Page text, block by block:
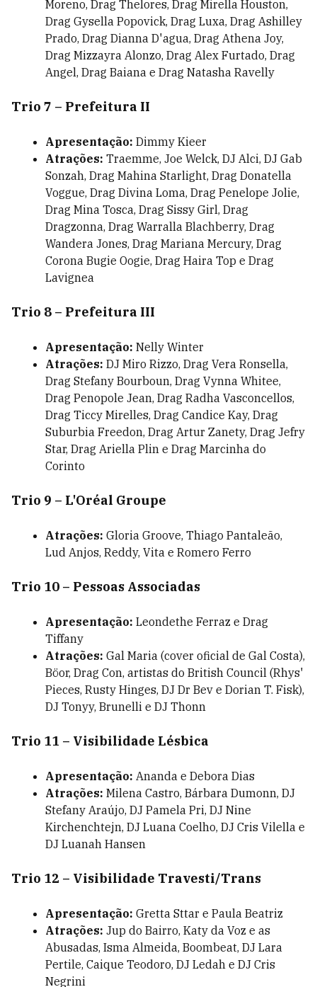
Moreno, Drag Thelores, Drag Mirella Houston,
Drag Gysella Popovick, Drag Luxa, Drag Ashilley
Prado, Drag Dianna D'agua, Drag Athena Joy,
Drag Mizzayra Alonzo, Drag Alex Furtado, Drag
Angel, Drag Baiana e Drag Natasha Ravelly
Trio 7 – Prefeitura II
Apresentação: Dimmy Kieer
Atrações: Traemme, Joe Welck, DJ Alci, DJ Gab
Sonzah, Drag Mahina Starlight, Drag Donatella
Voggue, Drag Divina Loma, Drag Penelope Jolie,
Drag Mina Tosca, Drag Sissy Girl, Drag
Dragzonna, Drag Warralla Blachberry, Drag
Wandera Jones, Drag Mariana Mercury, Drag
Corona Bugie Oogie, Drag Haira Top e Drag
Lavignea
Trio 8 – Prefeitura III
Apresentação: Nelly Winter
Atrações: DJ Miro Rizzo, Drag Vera Ronsella,
Drag Stefany Bourboun, Drag Vynna Whitee,
Drag Penopole Jean, Drag Radha Vasconcellos,
Drag Ticcy Mirelles, Drag Candice Kay, Drag
Suburbia Freedon, Drag Artur Zanety, Drag Jefry
Star, Drag Ariella Plin e Drag Marcinha do
Corinto
Trio 9 – L'Oréal Groupe
Atrações: Gloria Groove, Thiago Pantaleão,
Lud Anjos, Reddy, Vita e Romero Ferro
Trio 10 – Pessoas Associadas
Apresentação: Leondethe Ferraz e Drag
Tiffany
Atrações: Gal Maria (cover oficial de Gal Costa),
Böor, Drag Con, artistas do British Council (Rhys'
Pieces, Rusty Hinges, DJ Dr Bev e Dorian T. Fisk),
DJ Tonyy, Brunelli e DJ Thonn
Trio 11 – Visibilidade Lésbica
Apresentação: Ananda e Debora Dias
Atrações: Milena Castro, Bárbara Dumonn, DJ
Stefany Araújo, DJ Pamela Pri, DJ Nine
Kirchenchtejn, DJ Luana Coelho, DJ Cris Vilella e
DJ Luanah Hansen
Trio 12 – Visibilidade Travesti/Trans
Apresentação: Gretta Sttar e Paula Beatriz
Atrações: Jup do Bairro, Katy da Voz e as
Abusadas, Isma Almeida, Boombeat, DJ Lara
Pertile, Caique Teodoro, DJ Ledah e DJ Cris
Negrini